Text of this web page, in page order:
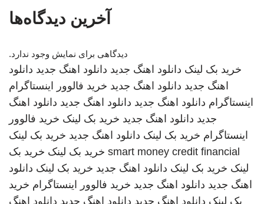
آخرین دیدگاه‌ها
دیدگاهی برای نمایش وجود ندارد.
خرید بک لینک دانلود اهنگ جدید دانلود اهنگ جدید دانلود
اهنگ جدید دانلود اهنگ جدید خرید فالوور اینستاگرام
اینستاگرام دانلود اهنگ جدید دانلود اهنگ جدید دانلود اهنگ
جدید دانلود اهنگ جدید خرید بک لینک خرید فالوور
اینستاگرام خرید بک لینک دانلود اهنگ جدید خرید بک لینک
smart money credit financial خرید بک لینک خرید بک
لینک خرید بک لینک دانلود اهنگ جدید خرید بک لینک دانلود
اهنگ جدید دانلود اهنگ جدید خرید فالوور اینستاگرام خرید
بک لینک دانلود اهنگ جدید دانلود اهنگ جدید دانلود اهنگ